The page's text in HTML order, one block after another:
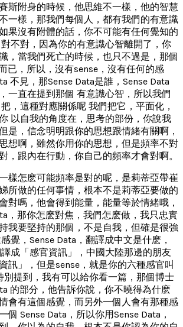
斯附身的時候，他思維不一樣，他的智慧
一樣，那我們每個人，都有我們的有意識
果沒有附體的話，你不可能有任何覺知的
不對，因為你的有意識心智離開了，你
，當我們死亡的時候，也只不過是，那個
已，所以，沒有sense，沒有任何的感
不見，那Sense Data是誰，Sense Data
一直在提到那個 有意識心智，所以我們
，這種對應關係呢 我們把它，平面化，
以自我的角度在，思考的部份，你說我
是，信念明明跟你的思想跟情緒有關啊，
想啊，雖然你用你的思想，但是頻率不對
，跟內在行動，你自己的頻率才會對啊。
樣怎麽可能頻率是對的呢，是莉蒂亞帶崔
所做的任何事情，根本不是莉蒂亞要做的
對嗎，他會得到能量，能量等於情緒哦，
，那你怎麽對焦，我們怎麽做，我只忠實
我要堅持的那個，不是自我，但確是很強
覺，Sense Data，翻譯成中文是什麽，
成「感官資訊」，中國大陸那邊的朋友
訊」，但是sense，就是你的六種感官叫
別提到，我有可以給你看一篇，那個博士
的部分，他告訴你說，你不曉得為什麽
會有這個感覺，而另外一個人會有那種感
個 Sense Data，所以你用Sense Data，